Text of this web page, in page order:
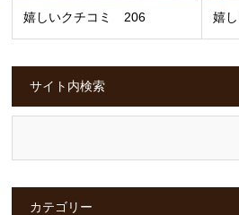
嬉しいクチコミ 206 嬉
サイト内検索
カテゴリー